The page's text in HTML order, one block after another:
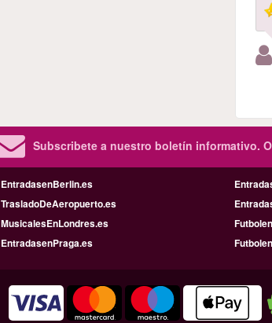
Subscribete a nuestro boletín informativo.
EntradasenBerlin.es
TrasladoDeAeropuerto.es
MusicalesEnLondres.es
EntradasenPraga.es